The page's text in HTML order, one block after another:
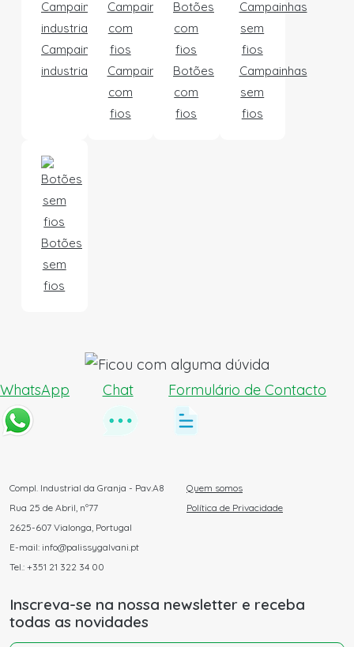
Campainhas
industriais
Campainhas
com
fios
Botões
com
fios
Campainhas
sem
fios
Botões
sem
fios
WhatsApp Chat Formulário de Contacto
Compl. Industrial da Granja - Pav.A8
Rua 25 de Abril, nº77
2625-607 Vialonga, Portugal
E-mail: info@palissygalvani.pt
Tel.: +351 21 322 34 00
Quem somos
Política de Privacidade
Inscreva-se na nossa newsletter e receba
todas as novidades